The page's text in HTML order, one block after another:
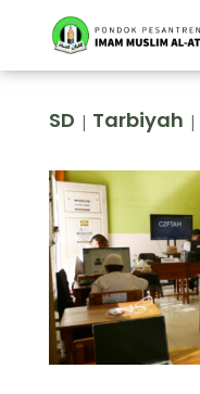
SD | Tarbiyah |